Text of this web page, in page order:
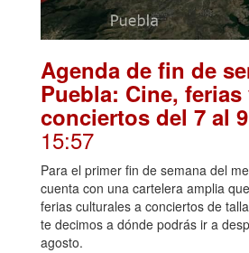
Agenda de fin de
Puebla: Cine, ferias
conciertos del 7 al
15:57
Para el primer fin de semana del
cuenta con una cartelera amplia
ferias culturales a conciertos de
te decimos a dónde podrás ir a
agosto.